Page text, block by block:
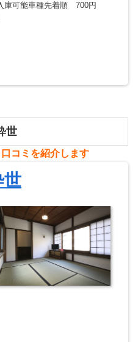
可能車種先着順 700円
世
⼝ コミを紹介します
世